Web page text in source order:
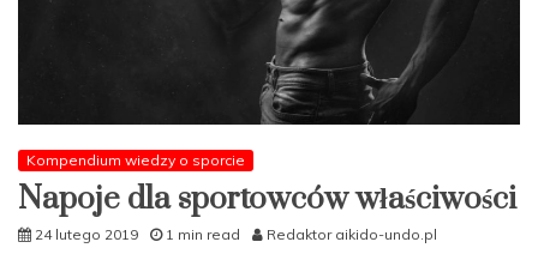
Kompendium wiedzy o sporcie
Napoje dla sportowców właściwości
24 lutego 2019 1 min read Redaktor aikido-undo.pl